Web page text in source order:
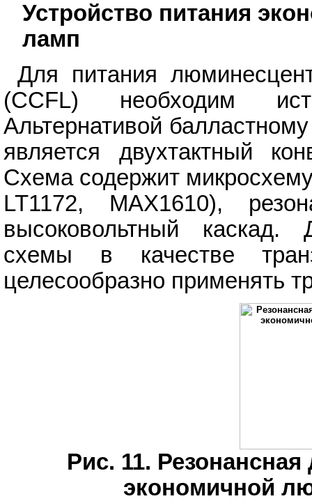
Устройство питания
ламп
Для питания
(CCFL) необходим
Альтернативой
является двухтактный
Схема содержит
LT1172, MAX1610),
высоковольтный
схемы в качестве
целесообразно применять
Рис. 11. Резонансная
экономичной